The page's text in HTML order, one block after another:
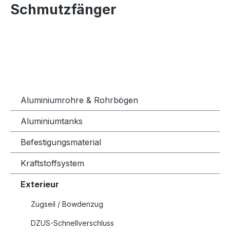
Schmutzfänger
Aluminiumrohre & Rohrbögen
Aluminiumtanks
Befestigungsmaterial
Kraftstoffsystem
Exterieur
Zugseil / Bowdenzug
DZUS-Schnellverschluss